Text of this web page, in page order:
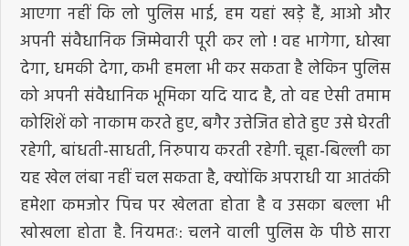
आएगा नहीं कि लो पुलिस भाई, हम यहां खड़े हैं, आओ और
अपनी संवैधानिक जिम्मेवारी पूरी कर लो ! वह भागेगा, धोखा
देगा, धमकी देगा, कभी हमला भी कर सकता है लेकिन पुलिस
को अपनी संवैधानिक भूमिका यदि याद है, तो वह ऐसी तमाम
कोशिशें को नाकाम करते हुए, बगैर उत्तेजित होते हुए उसे घेरती
रहेगी, बांधती-साधती, निरुपाय करती रहेगी. चूहा-बिल्ली का
यह खेल लंबा नहीं चल सकता है, क्योंकि अपराधी या आतंकी
हमेशा कमजोर पिच पर खेलता होता है व उसका बल्ला भी
खोखला होता है. नियमतः: चलने वाली पुलिस के पीछे सारा